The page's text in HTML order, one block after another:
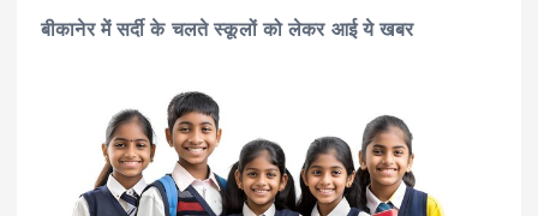
बीकानेर में सर्दी के चलते स्कूलों को लेकर आई ये खबर